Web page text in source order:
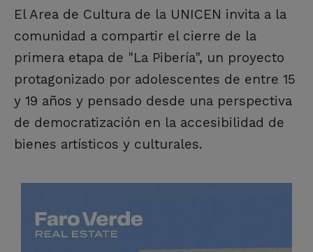
El Area de Cultura de la UNICEN invita a la
comunidad a compartir el cierre de la
primera etapa de "La Pibería", un proyecto
protagonizado por adolescentes de entre 15
y 19 años y pensado desde una perspectiva
de democratización en la accesibilidad de
bienes artísticos y culturales.